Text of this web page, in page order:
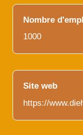
Nombre
1000
Site web
https://